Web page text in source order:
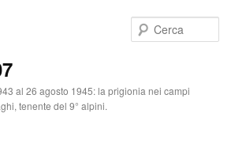
al 26 agosto 1945: la prigionia nei campi
tenente del 9° alpini.